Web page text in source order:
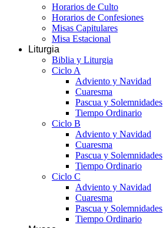
Horarios de Culto
Horarios de Confesiones
Misas Capitulares
Misa Estacional
Liturgia
Biblia y Liturgia
Ciclo A
Adviento y Navidad
Cuaresma
Pascua y Solemnidades
Tiempo Ordinario
Ciclo B
Adviento y Navidad
Cuaresma
Pascua y Solemnidades
Tiempo Ordinario
Ciclo C
Adviento y Navidad
Cuaresma
Pascua y Solemnidades
Tiempo Ordinario